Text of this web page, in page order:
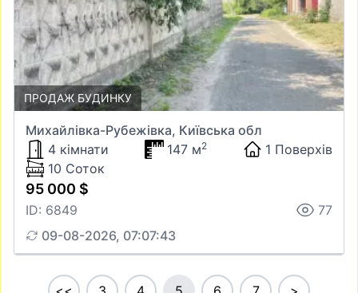
ПРОДАЖ БУДИНКУ
Михайлівка-Рубежівка, Київська обл
4 кімнати
147 м2
1 Поверхів
10 Соток
95 000 $
ID: 6849
77
09-08-2026, 07:07:43